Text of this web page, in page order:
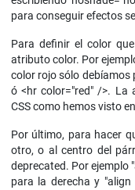
para conseguir efectos
Para definir el color
atributo color. Por
color rojo sólo debíamos
ó <hr color="red" />. La
CSS como hemos visto
Por último, para hacer
otro, o al centro del
deprecated. Por ejemplo
para la derecha y